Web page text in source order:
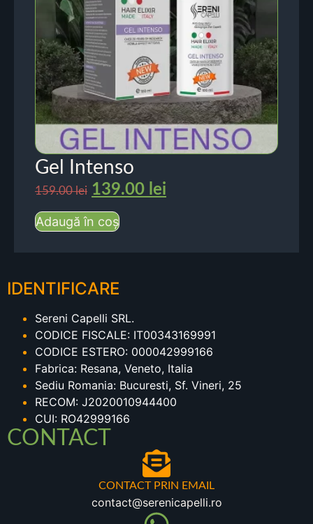
Gel Intenso
159.00lei 139.00 lei
Adaugă în coș
IDENTIFICARE
Sereni Capelli SRL.
CODICE FISCALE: IT00343169991
CODICE ESTERO: 000042999166
Fabrica: Resana, Veneto, Italia
Sediu Romania: Bucuresti, Sf. Vineri, 25
RECOM: J2020010944400
CUI: RO42999166
CONTACT
CONTACT PRIN EMAIL
contact@serenicapelli.ro